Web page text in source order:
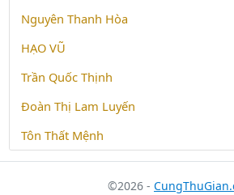
Nguyên Thanh Hòa
HẠO VŨ
Trần Quốc Thịnh
Đoàn Thị Lam Luyến
Tôn Thất Mệnh
©2026 -